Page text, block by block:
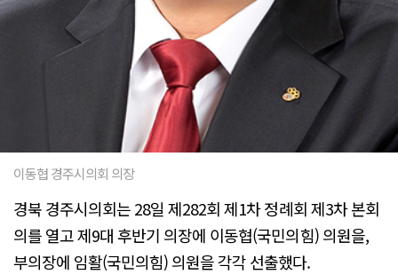
이동협 경주시의회 의장
경북 경주시의회는 28일 제282회 제1차 정례회 제3차 본회
의를 열고 제9대 후반기 의장에 이동협(국민의힘) 의원을,
부의장에 임활(국민의힘) 의원을 각각 선출했다.